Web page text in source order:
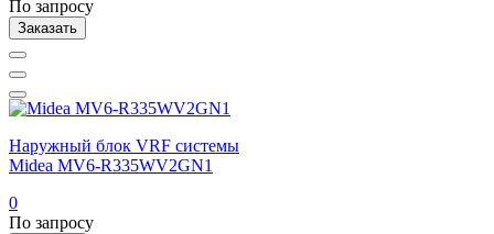
По запросу
Заказать
Наружный блок VRF системы
Midea MV6-R335WV2GN1
0
По запросу